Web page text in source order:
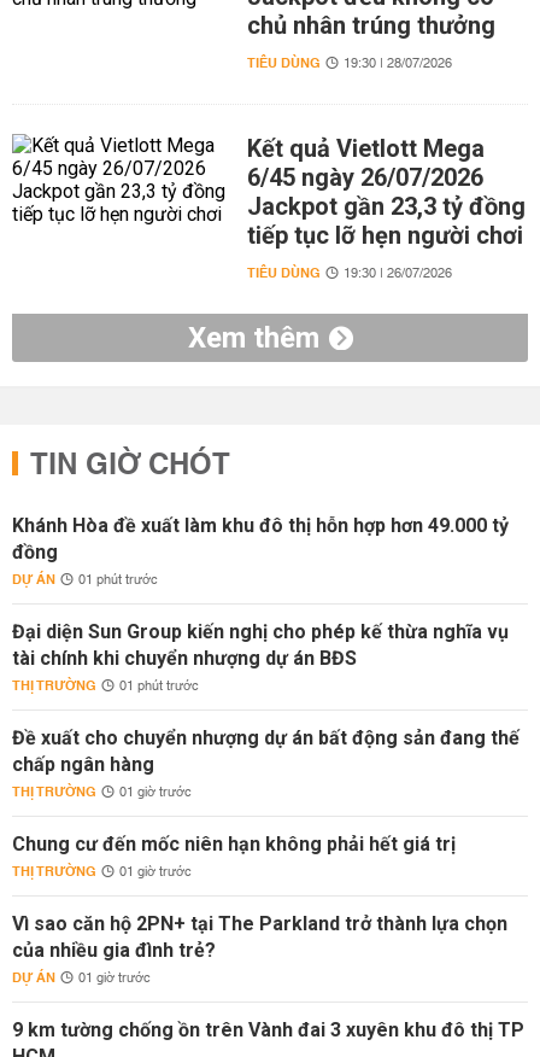
chủ nhân trúng thưởng
TIÊU DÙNG 19:30 | 28/07/2026
Kết quả Vietlott Mega
6/45 ngày 26/07/2026
Jackpot gần 23,3 tỷ đồng
tiếp tục lỡ hẹn người chơi
TIÊU DÙNG 19:30 | 26/07/2026
Xem thêm
TIN GIỜ CHÓT
Khánh Hòa đề xuất làm khu đô thị hỗn hợp hơn 49.000 tỷ
đồng
DỰ ÁN 01 phút trước
Đại diện Sun Group kiến nghị cho phép kế thừa nghĩa vụ
tài chính khi chuyển nhượng dự án BĐS
THỊ TRƯỜNG 01 phút trước
Đề xuất cho chuyển nhượng dự án bất động sản đang thế
chấp ngân hàng
THỊ TRƯỜNG 01 giờ trước
Chung cư đến mốc niên hạn không phải hết giá trị
THỊ TRƯỜNG 01 giờ trước
Vì sao căn hộ 2PN+ tại The Parkland trở thành lựa chọn
của nhiều gia đình trẻ?
DỰ ÁN 01 giờ trước
9 km tường chống ồn trên Vành đai 3 xuyên khu đô thị TP